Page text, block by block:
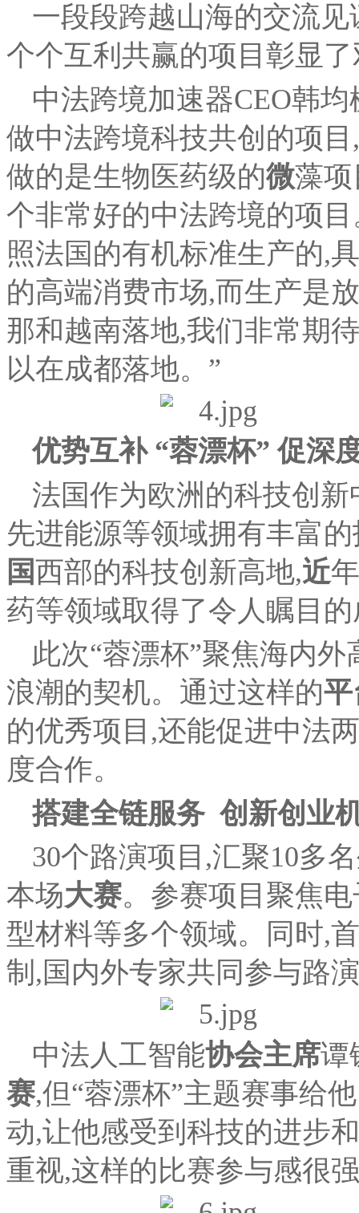
一段段跨越山海的交流见
个个互利共赢的项目彰显
中法跨境加速器CEO韩
做中法跨境科技共创的项
做的是生物医药级的微藻
个非常好的中法跨境的项
照法国的有机标准生产的,
的高端消费市场,而生产是
那和越南落地,我们非常期
以在成都落地。”
优势互补 “蓉漂杯” 促深
法国作为欧洲的科技创
先进能源等领域拥有丰富
国西部的科技创新高地,近
药等领域取得了令人瞩目
此次“蓉漂杯”聚焦海内
浪潮的契机。通过这样的平
的优秀项目,还能促进中法
度合作。
搭建全链服务 创新创业
30个路演项目,汇聚10多
本场大赛。参赛项目聚焦
型材料等多个领域。同时,
制,国内外专家共同参与路
中法人工智能协会主席谭
赛,但“蓉漂杯”主题赛事给
动,让他感受到科技的进步
重视,这样的比赛参与感很